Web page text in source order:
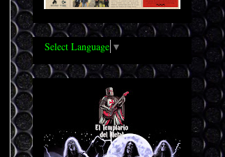
Select Language ▼